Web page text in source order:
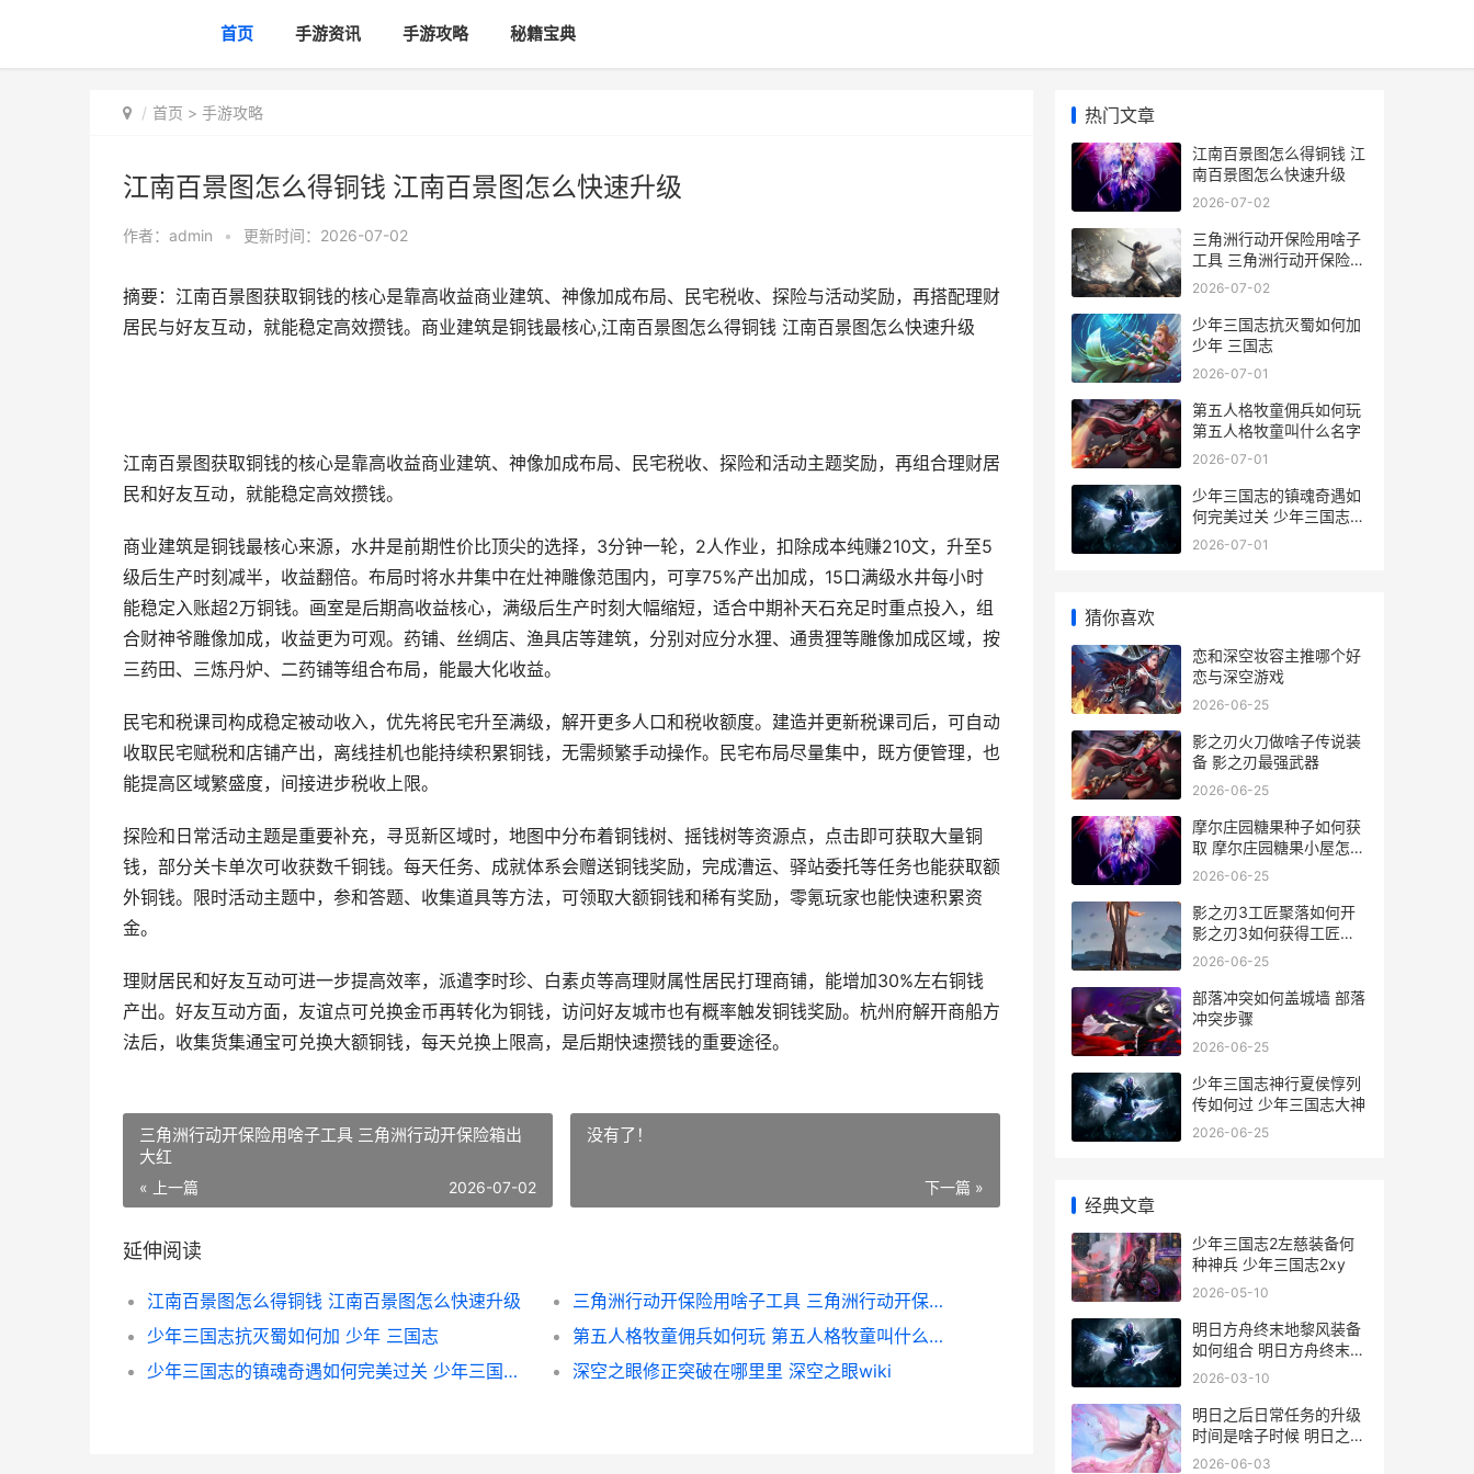
首页 手游资讯 手游攻略 秘籍宝典
首页 > 手游攻略
江南百景图怎么得铜钱 江南百景图怎么快速升级
作者： admin • 更新时间：2026-07-02
摘要：江南百景图获取铜钱的核心是靠高收益商业建筑、神像加成布局、民宅税收、探险与活动奖励，再搭配理财
居民与好友互动，就能稳定高效攒钱。商业建筑是铜钱最核心,江南百景图怎么得铜钱 江南百景图怎么快速升级
江南百景图获取铜钱的核心是靠高收益商业建筑、神像加成布局、民宅税收、探险和活动主题奖励，再组合理财居
民和好友互动，就能稳定高效攒钱。
商业建筑是铜钱最核心来源，水井是前期性价比顶尖的选择，3分钟一轮，2人作业，扣除成本纯赚210文，升至5
级后生产时刻减半，收益翻倍。布局时将水井集中在灶神雕像范围内，可享75%产出加成，15口满级水井每小时
能稳定入账超2万铜钱。画室是后期高收益核心，满级后生产时刻大幅缩短，适合中期补天石充足时重点投入，组
合财神爷雕像加成，收益更为可观。药铺、丝绸店、渔具店等建筑，分别对应分水狸、通贵狸等雕像加成区域，按
三药田、三炼丹炉、二药铺等组合布局，能最大化收益。
民宅和税课司构成稳定被动收入，优先将民宅升至满级，解开更多人口和税收额度。建造并更新税课司后，可自动
收取民宅赋税和店铺产出，离线挂机也能持续积累铜钱，无需频繁手动操作。民宅布局尽量集中，既方便管理，也
能提高区域繁盛度，间接进步税收上限。
探险和日常活动主题是重要补充，寻觅新区域时，地图中分布着铜钱树、摇钱树等资源点，点击即可获取大量铜
钱，部分关卡单次可收获数千铜钱。每天任务、成就体系会赠送铜钱奖励，完成漕运、驿站委托等任务也能获取额
外铜钱。限时活动主题中，参和答题、收集道具等方法，可领取大额铜钱和稀有奖励，零氪玩家也能快速积累资
金。
理财居民和好友互动可进一步提高效率，派遣李时珍、白素贞等高理财属性居民打理商铺，能增加30%左右铜钱
产出。好友互动方面，友谊点可兑换金币再转化为铜钱，访问好友城市也有概率触发铜钱奖励。杭州府解开商船方
法后，收集货集通宝可兑换大额铜钱，每天兑换上限高，是后期快速攒钱的重要途径。
三角洲行动开保险用啥子工具 三角洲行动开保险箱出
大红
« 上一篇 2026-07-02
没有了！
下一篇 »
延伸阅读
江南百景图怎么得铜钱 江南百景图怎么快速升级
三角洲行动开保险用啥子工具 三角洲行动开保险箱出大红
少年三国志抗灭蜀如何加 少年 三国志
第五人格牧童佣兵如何玩 第五人格牧童叫什么名字
少年三国志的镇魂奇遇如何完美过关 少年三国志位置示意图
深空之眼修正突破在哪里里 深空之眼wiki
热门文章
江南百景图怎么得铜钱 江
南百景图怎么快速升级
2026-07-02
三角洲行动开保险用啥子
工具 三角洲行动开保险箱
出大红
2026-07-02
少年三国志抗灭蜀如何加
少年 三国志
2026-07-01
第五人格牧童佣兵如何玩
第五人格牧童叫什么名字
2026-07-01
少年三国志的镇魂奇遇如
何完美过关 少年三国志位
置示意图
2026-07-01
猜你喜欢
恋和深空妆容主推哪个好
恋与深空游戏
2026-06-25
影之刃火刀做啥子传说装
备 影之刃最强武器
2026-06-25
摩尔庄园糖果种子如何获
取 摩尔庄园糖果小屋怎么
获得
2026-06-25
影之刃3工匠聚落如何开
影之刃3如何获得工匠钥
匙
2026-06-25
部落冲突如何盖城墙 部落
冲突步骤
2026-06-25
少年三国志神行夏侯惇列
传如何过 少年三国志大神
2026-06-25
经典文章
少年三国志2左慈装备何
种神兵 少年三国志2xy
2026-05-10
明日方舟终末地黎风装备
如何组合 明日方舟终末地
1.1版本上线
2026-03-10
明日之后日常任务的升级
时间是啥子时候 明日之后
新任务
2026-06-03